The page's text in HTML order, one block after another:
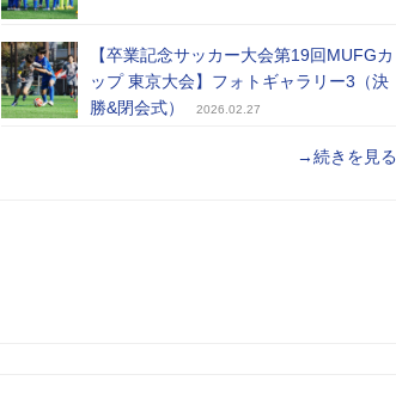
【卒業記念サッカー大会第19回MUFGカ
ップ 東京大会】フォトギャラリー3（決
勝&閉会式）
2026.02.27
→続きを見る